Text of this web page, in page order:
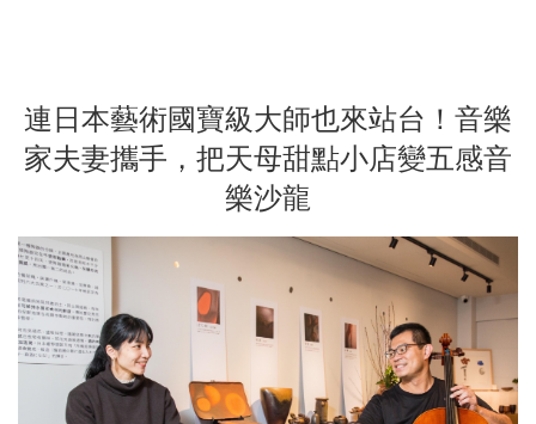
連日本藝術國寶級大師也來站台！音樂
家夫妻攜手，把天母甜點小店變五感音
樂沙龍